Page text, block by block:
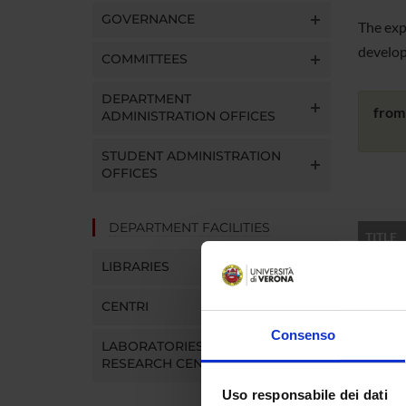
Consenso
Uso responsabile dei dati
GOVERNANCE
COMMITTEES
DEPARTMENT
ADMINISTRATION OFFICES
STUDENT ADMINISTRATION
OFFICES
DEPARTMENT FACILITIES
LIBRARIES
CENTRI
LABORATORIES AND
RESEARCH CENTRES
The
from
TITLE